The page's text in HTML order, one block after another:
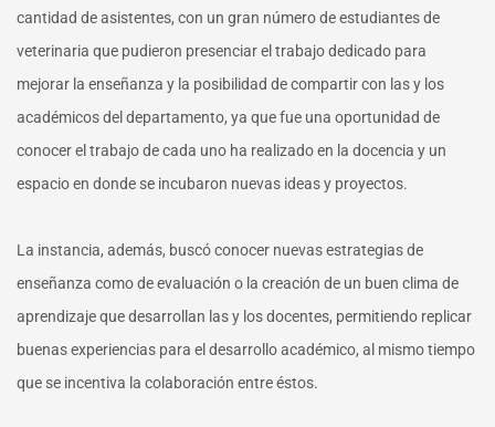
cantidad de asistentes, con un gran número de estudiantes de
veterinaria que pudieron presenciar el trabajo dedicado para
mejorar la enseñanza y la posibilidad de compartir con las y los
académicos del departamento, ya que fue una oportunidad de
conocer el trabajo de cada uno ha realizado en la docencia y un
espacio en donde se incubaron nuevas ideas y proyectos.
La instancia, además, buscó conocer nuevas estrategias de
enseñanza como de evaluación o la creación de un buen clima de
aprendizaje que desarrollan las y los docentes, permitiendo replicar
buenas experiencias para el desarrollo académico, al mismo tiempo
que se incentiva la colaboración entre éstos.